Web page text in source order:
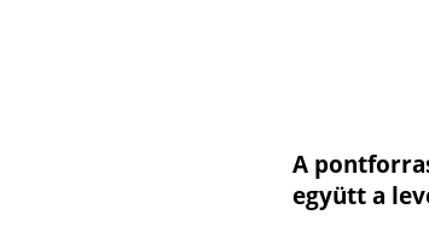
A
együtt a